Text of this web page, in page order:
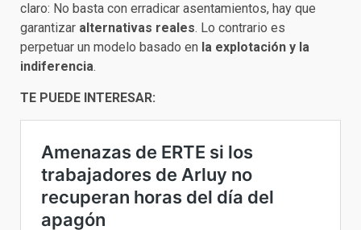
claro: No basta con erradicar asentamientos, hay que
garantizar alternativas reales. Lo contrario es
perpetuar un modelo basado en la explotación y la
indiferencia.
TE PUEDE INTERESAR: